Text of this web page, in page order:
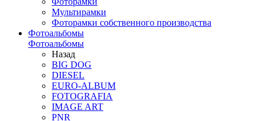
Мультирамки
Фоторамки собственного производства
Фотоальбомы
Фотоальбомы
Назад
BIG DOG
DIESEL
EURO-ALBUM
FOTOGRAFIA
IMAGE ART
PNR